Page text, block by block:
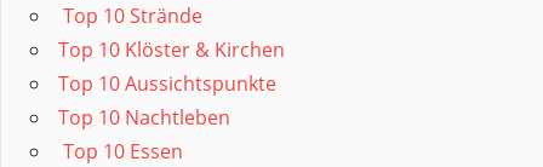
️ Top 10 Strände
Top 10 Klöster & Kirchen
Top 10 Aussichtspunkte
Top 10 Nachtleben
️ Top 10 Essen